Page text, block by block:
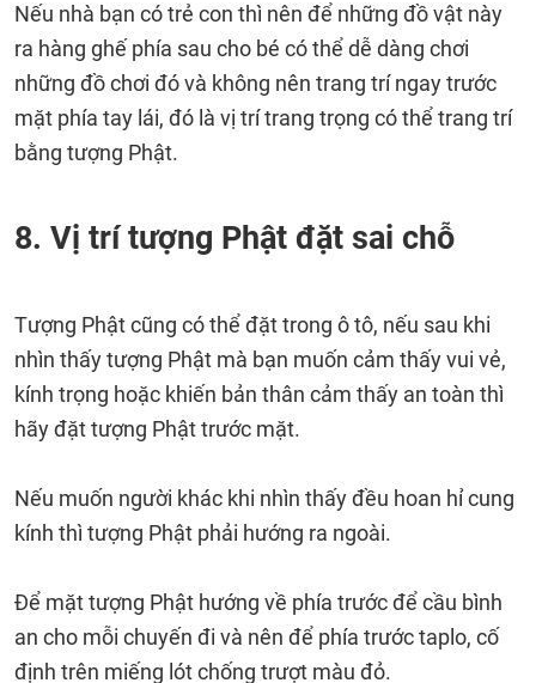
Nếu nhà bạn có trẻ con thì nên để những đồ vật này
ra hàng ghế phía sau cho bé có thể dễ dàng chơi
những đồ chơi đó và không nên trang trí ngay trước
mặt phía tay lái, đó là vị trí trang trọng có thể trang trí
bằng tượng Phật.
8. Vị trí tượng Phật đặt sai chỗ
Tượng Phật cũng có thể đặt trong ô tô, nếu sau khi
nhìn thấy tượng Phật mà bạn muốn cảm thấy vui vẻ,
kính trọng hoặc khiến bản thân cảm thấy an toàn thì
hãy đặt tượng Phật trước mặt.
Nếu muốn người khác khi nhìn thấy đều hoan hỉ cung
kính thì tượng Phật phải hướng ra ngoài.
Để mặt tượng Phật hướng về phía trước để cầu bình
an cho mỗi chuyến đi và nên để phía trước taplo, cố
định trên miếng lót chống trượt màu đỏ.